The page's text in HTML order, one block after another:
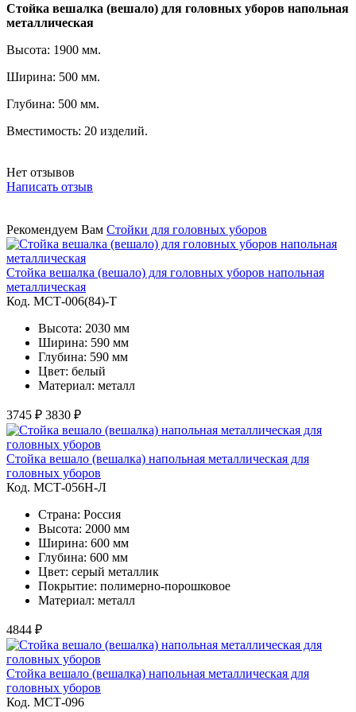
Стойка вешалка (вешало) для головных уборов напольная
металлическая
Высота: 1900 мм.
Ширина: 500 мм.
Глубина: 500 мм.
Вместимость: 20 изделий.
Нет отзывов
Написать отзыв
Рекомендуем Вам Стойки для головных уборов
Стойка вешалка (вешало) для головных уборов напольная
металлическая
Код. MСТ-006(84)-Т
Высота: 2030 мм
Ширина: 590 мм
Глубина: 590 мм
Цвет: белый
Материал: металл
3745 ₽ 3830 ₽
Стойка вешало (вешалка) напольная металлическая для
головных уборов
Код. MСТ-056Н-Л
Страна: Россия
Высота: 2000 мм
Ширина: 600 мм
Глубина: 600 мм
Цвет: серый металлик
Покрытие: полимерно-порошковое
Материал: металл
4844 ₽
Стойка вешало (вешалка) напольная металлическая для
головных уборов
Код. MСТ-096